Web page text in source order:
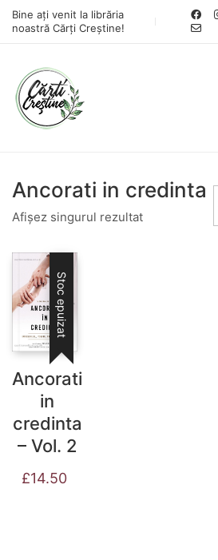
Bine ați venit la librăria
noastră Cărți Creștine!
Ancorati in credinta
Afișez singurul rezultat
Stoc epuizat
Ancorati
in
credinta
– Vol. 2
£14.50